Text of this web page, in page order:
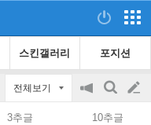
스킨갤러리 포지션
전체보기
공
지
검
색
글
3추글 10추글